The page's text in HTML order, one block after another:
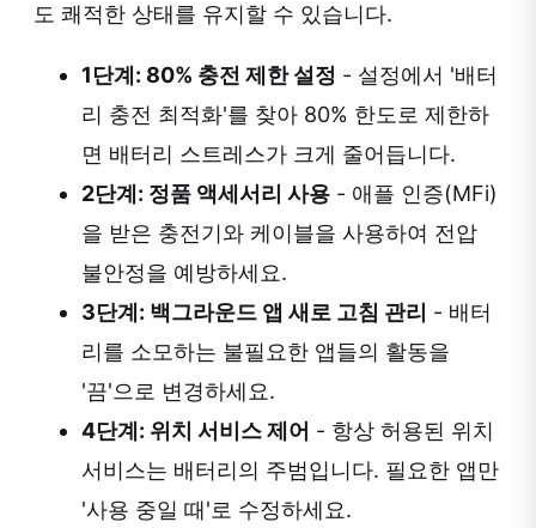
도 쾌적한 상태를 유지할 수 있습니다.
1단계: 80% 충전 제한 설정 - 설정에서 '배터
리 충전 최적화'를 찾아 80% 한도로 제한하
면 배터리 스트레스가 크게 줄어듭니다.
2단계: 정품 액세서리 사용 - 애플 인증(MFi)
을 받은 충전기와 케이블을 사용하여 전압
불안정을 예방하세요.
3단계: 백그라운드 앱 새로 고침 관리 - 배터
리를 소모하는 불필요한 앱들의 활동을
'끔'으로 변경하세요.
4단계: 위치 서비스 제어 - 항상 허용된 위치
서비스는 배터리의 주범입니다. 필요한 앱만
'사용 중일 때'로 수정하세요.